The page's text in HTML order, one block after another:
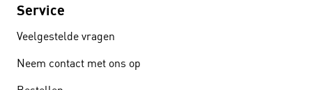
Service
Veelgestelde vragen
Neem contact met ons op